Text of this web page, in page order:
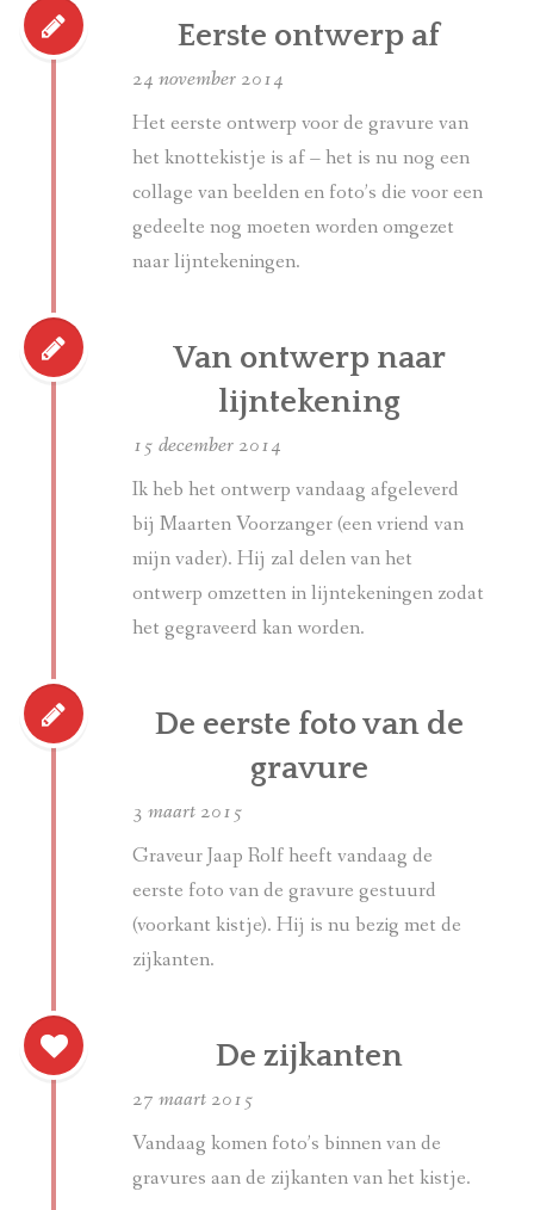
Eerste ontwerp af
24 november 2014
Het eerste ontwerp voor de gravure van
het knottekistje is af – het is nu nog een
collage van beelden en foto’s die voor een
gedeelte nog moeten worden omgezet
naar lijntekeningen.
Van ontwerp naar
lijntekening
15 december 2014
Ik heb het ontwerp vandaag afgeleverd
bij Maarten Voorzanger (een vriend van
mijn vader). Hij zal delen van het
ontwerp omzetten in lijntekeningen zodat
het gegraveerd kan worden.
De eerste foto van de
gravure
3 maart 2015
Graveur Jaap Rolf heeft vandaag de
eerste foto van de gravure gestuurd
(voorkant kistje). Hij is nu bezig met de
zijkanten.
De zijkanten
27 maart 2015
Vandaag komen foto’s binnen van de
gravures aan de zijkanten van het kistje.